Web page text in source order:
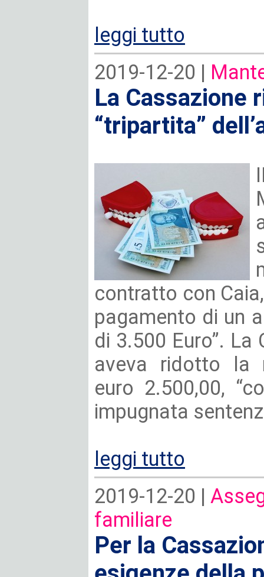
leggi tutto
2019-12-20 |
La Cassazione
“tripartita”
contratto con
pagamento di un
di 3.500 Euro”. La
aveva ridotto la
euro 2.500,00,
impugnata
leggi tutto
2019-12-20 |
familiare
Per la